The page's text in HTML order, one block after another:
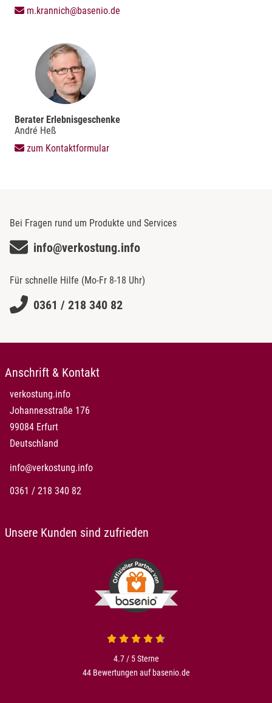
m.krannich@basenio.de
Berater Erlebnisgeschenke
André Heß
zum Kontaktformular
Bei Fragen rund um Produkte und Services
info@verkostung.info
Für schnelle Hilfe (Mo-Fr 8-18 Uhr)
0361 / 218 340 82
Anschrift & Kontakt
verkostung.info
Johannesstraße 176
99084 Erfurt
Deutschland
info@verkostung.info
0361 / 218 340 82
Unsere Kunden sind zufrieden
4.7 von 5
4.7 / 5Sterne
44 Bewertungen auf basenio.de